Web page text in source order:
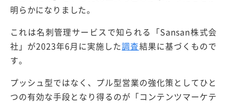
明らかになりました。
これは名刺管理サービスで知られる「Sansan株式会
社」が2023年6月に実施した調査結果に基づくもので
す。
プッシュ型ではなく、プル型営業の強化策としてひと
つの有効な手段となり得るのが「コンテンツマーケテ